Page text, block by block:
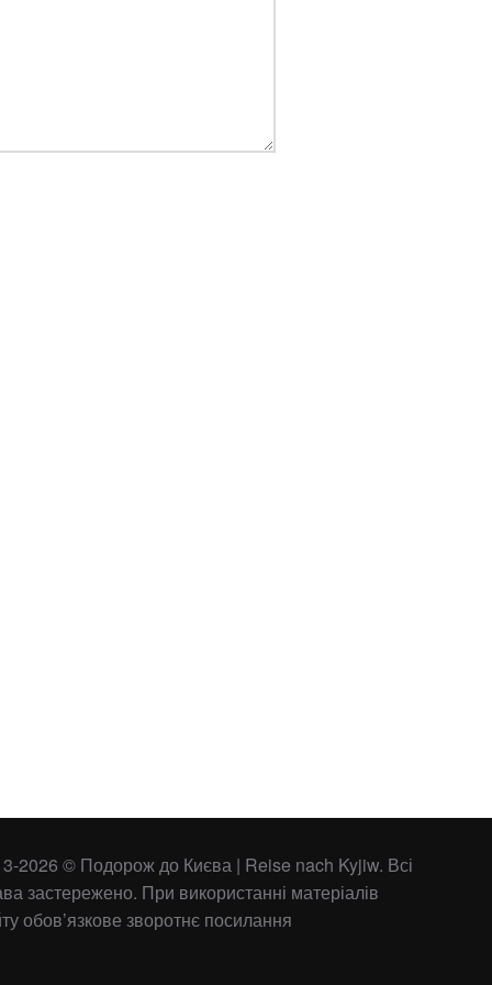
2026 © Подорож до Києва | Reise nach Kyjiw. Всі
застережено. При використанні матеріалів
обов’язкове зворотнє посилання